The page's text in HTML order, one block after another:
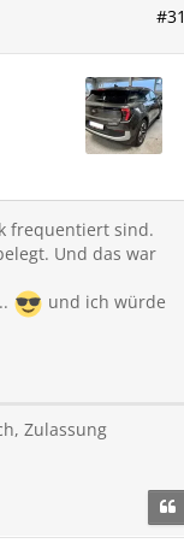
#31
frequentiert sind.
Und das war
und ich würde
Zulassung